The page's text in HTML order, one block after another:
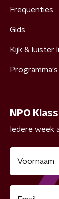
Frequenties
Gids
Kijk & luister
Programma's
NPO
Iedere week